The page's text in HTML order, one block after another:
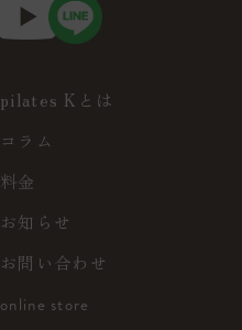
pilates Kとは
コラム
料金
お知らせ
お問い合わせ
online store